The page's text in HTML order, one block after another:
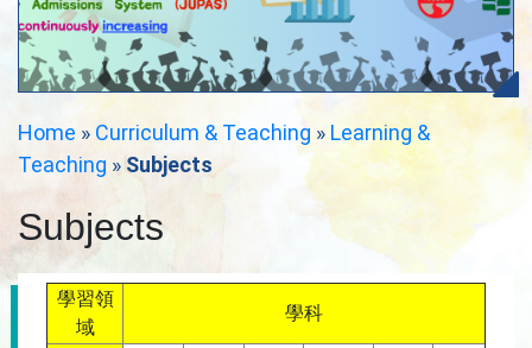
Home » Curriculum & Teaching » Learning &
Teaching »Subjects
Subjects
學習領
域
學科